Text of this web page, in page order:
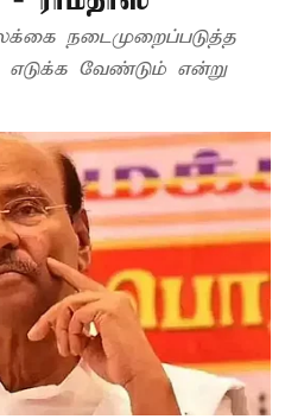
நடைமுறைப்படுத்த
எடுக்க வேண்டும் என்று